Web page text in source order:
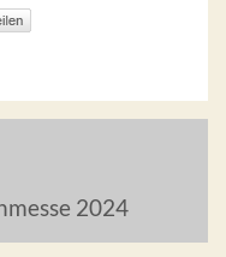
2024